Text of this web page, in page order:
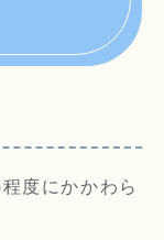
度にかかわら